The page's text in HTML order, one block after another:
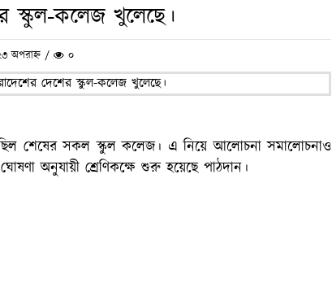
স্কুল-কলেজ খুলেছে।
অপরাহ্ন / ০
ছিল শেষের সকল স্কুল কলেজ। এ নিয়ে আলোচনা সমালোচনাও
অনুযায়ী শ্রেণিকক্ষে শুরু হয়েছে পাঠদান।